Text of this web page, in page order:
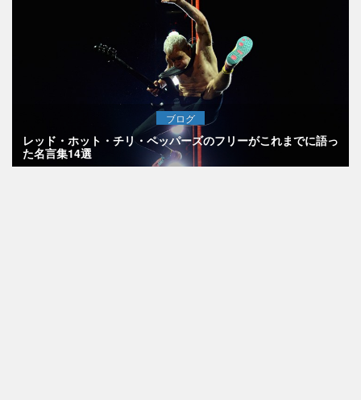
ブログ
レッド・ホット・チリ・ペッパーズのフリーがこれまでに語っ
た名言集14選